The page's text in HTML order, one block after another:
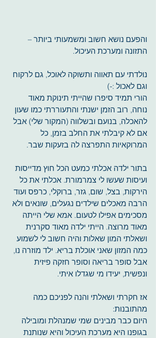
והפעם נושא חשוב ומשמעותי ביותר –
התזונה ומערכת העיכול.
נולדתי עם תאווה ותשוקה לאוכל, גם לרקוח
וגם לאכול :-)
הורי תמיד סיפרו שהייתי תינוקת מאוד
נוחה, רוב הזמן ישנתי והתעוררתי כמו שעון
להאכלה, בנועם ובשלווה (המקור שלי) אבל
אם לא קיבלתי את החלב בזמן, כל
המרוקאיות התפרצה לה בזעקות שבר.
בתור ילדה אכלתי כמעט הכל חוץ מדייסות
ועיסות שעשו לי צמרמורת. אכלתי את כל
הירקות, בצל, שום, גזר, ברוקלי, כרפס ועוד
הרבה מאכלים שילדים נגעלים, שונאים ולא
מסכימים אפילו לטעום. אמא שלי הייתה
מאוד מרוצה. הייתי ילדה מאוד סקרנית
ושאלתי המון שאלות והיה חשוב לי לשמוע
כמה המזון שאני אוכלת בריא. ילד מוזרה נו,
אבל סופר בריאה וסופר חזקה פיזית
ונפשית, יעידו מי שגדלו איתי.
אז חקרתי ושאלתי והנה לפניכם כמה
מהתובנות:
היום כבר מבינים שמי שמנהלת ומובילה
בגופנו היא מערכת העיכול והיא שנותנת